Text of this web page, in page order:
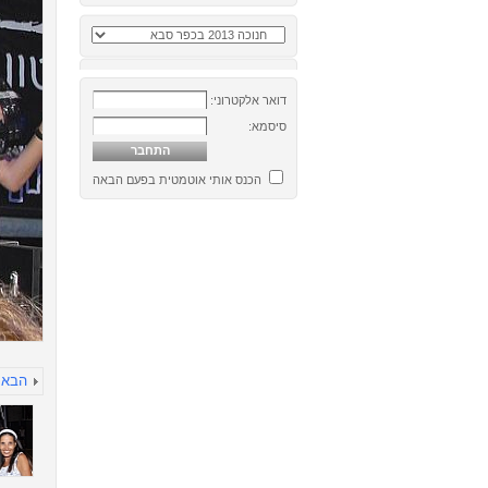
דואר אלקטרוני:
סיסמא:
הכנס אותי אוטמטית בפעם הבאה
הבא